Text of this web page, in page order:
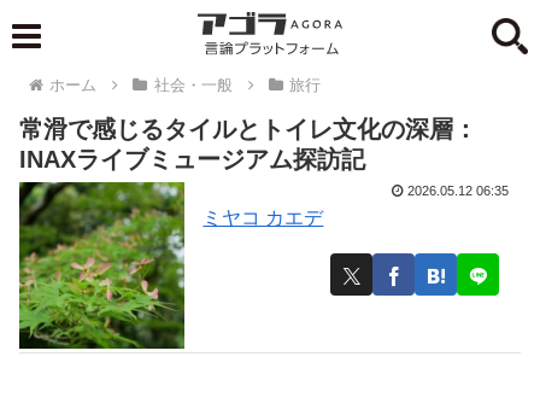
ホーム 社会・一般 旅行
常滑で感じるタイルとトイレ文化の深層：
INAXライブミュージアム探訪記
ミヤコ カエデ
2026.05.12 06:35